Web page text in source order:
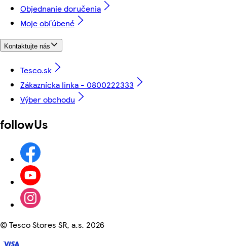
Objednanie doručenia
Moje obľúbené
Kontaktujte nás
Tesco.sk
Zákaznícka linka - 0800222333
Výber obchodu
followUs
©Tesco Stores SR, a.s. 2026